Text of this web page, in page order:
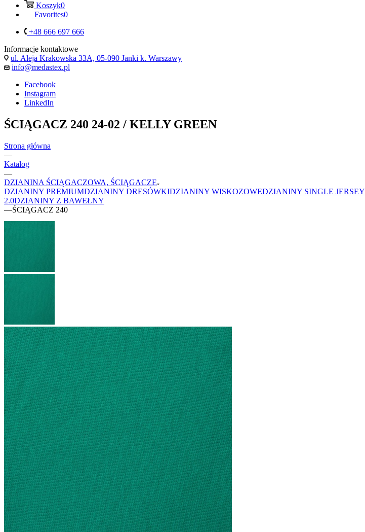
Koszyk0
Favorites0
+48 666 697 666
Informacje kontaktowe
ul. Aleja Krakowska 33A, 05-090 Janki k. Warszawy
info@medastex.pl
Facebook
Instagram
LinkedIn
ŚCIĄGACZ 240 24-02 / KELLY GREEN
Strona główna
—
Katalog
—
DZIANINA ŚCIĄGACZOWA, ŚCIĄGACZE
DZIANINY PREMIUMDZIANINY DRESÓWKIDZIANINY WISKOZOWEDZIANINY SINGLE JERSEY
2.0DZIANINY Z BAWEŁNY
—ŚCIĄGACZ 240